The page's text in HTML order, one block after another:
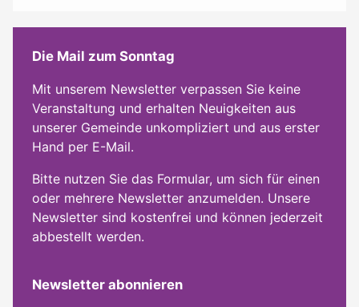
Die Mail zum Sonntag
Mit unserem Newsletter verpassen Sie keine
Veranstaltung und erhalten Neuigkeiten aus
unserer Gemeinde unkompliziert und aus erster
Hand per E-Mail.
Bitte nutzen Sie das Formular, um sich für einen
oder mehrere Newsletter anzumelden. Unsere
Newsletter sind kostenfrei und können jederzeit
abbestellt werden.
Newsletter abonnieren